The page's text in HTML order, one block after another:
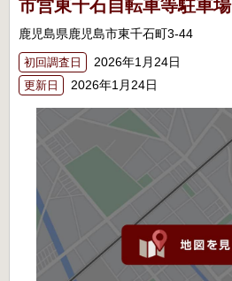
市営東千石自転車等駐車場
鹿児島県鹿児島市東千石町3-44
初回調査日 2026年1月24日
更新日 2026年1月24日